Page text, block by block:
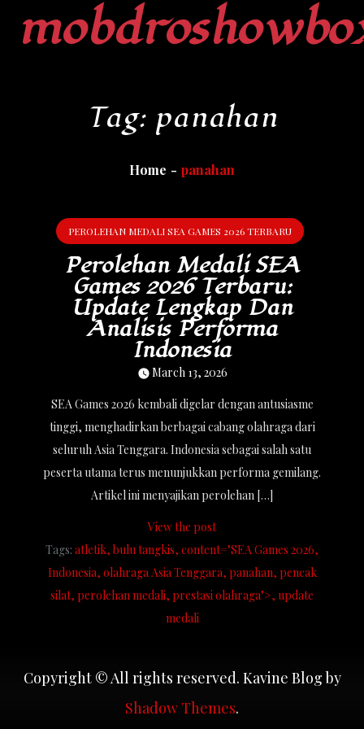
Tag: panahan
Home panahan
PEROLEHAN MEDALI SEA GAMES 2026 TERBARU
Perolehan Medali SEA
Games 2026 Terbaru:
Update Lengkap Dan
Analisis Performa
Indonesia
March 13, 2026
SEA Games 2026 kembali digelar dengan antusiasme
tinggi, menghadirkan berbagai cabang olahraga dari
seluruh Asia Tenggara. Indonesia sebagai salah satu
peserta utama terus menunjukkan performa gemilang.
Artikel ini menyajikan perolehan […]
View the post
Tags: atletik bulu tangkis content="SEA Games 2026
Indonesia olahraga Asia Tenggara panahan pencak
silat perolehan medali prestasi olahraga"> update
medali
Copyright © All rights reserved. Kavine Blog by
Shadow Themes.